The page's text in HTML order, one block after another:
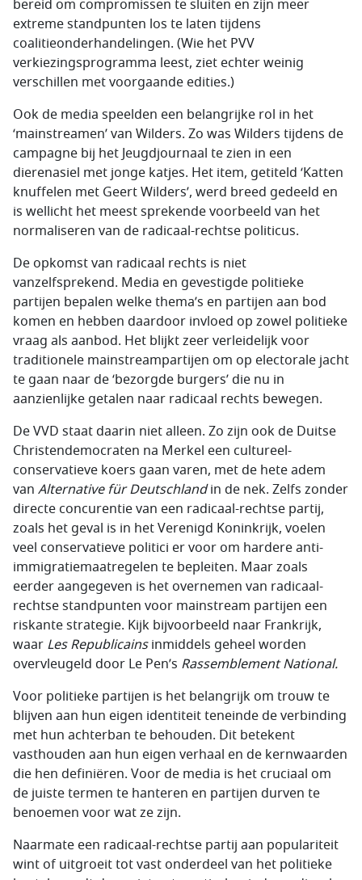
bereid om compromissen te sluiten en zijn meer
extreme standpunten los te laten tijdens
coalitieonderhandelingen. (Wie het PVV
verkiezingsprogramma leest, ziet echter weinig
verschillen met voorgaande edities.)
Ook de media speelden een belangrijke rol in het
‘mainstreamen’ van Wilders. Zo was Wilders tijdens de
campagne bij het Jeugdjournaal te zien in een
dierenasiel met jonge katjes. Het item, getiteld ‘Katten
knuffelen met Geert Wilders’, werd breed gedeeld en
is wellicht het meest sprekende voorbeeld van het
normaliseren van de radicaal-rechtse politicus.
De opkomst van radicaal rechts is niet
vanzelfsprekend. Media en gevestigde politieke
partijen bepalen welke thema’s en partijen aan bod
komen en hebben daardoor invloed op zowel politieke
vraag als aanbod. Het blijkt zeer verleidelijk voor
traditionele mainstreampartijen om op electorale jacht
te gaan naar de ‘bezorgde burgers’ die nu in
aanzienlijke getalen naar radicaal rechts bewegen.
De VVD staat daarin niet alleen. Zo zijn ook de Duitse
Christendemocraten na Merkel een cultureel-
conservatieve koers gaan varen, met de hete adem
van Alternative für Deutschlandin de nek. Zelfs zonder
directe concurentie van een radicaal-rechtse partij,
zoals het geval is in het Verenigd Koninkrijk, voelen
veel conservatieve politici er voor om hardere anti-
immigratiemaatregelen te bepleiten. Maar zoals
eerder aangegeven is het overnemen van radicaal-
rechtse standpunten voor mainstream partijen een
riskante strategie. Kijk bijvoorbeeld naar Frankrijk,
waar Les Republicainsinmiddels geheel worden
overvleugeld door Le Pen’s Rassemblement National.
Voor politieke partijen is het belangrijk om trouw te
blijven aan hun eigen identiteit teneinde de verbinding
met hun achterban te behouden. Dit betekent
vasthouden aan hun eigen verhaal en de kernwaarden
die hen definiëren. Voor de media is het cruciaal om
de juiste termen te hanteren en partijen durven te
benoemen voor wat ze zijn.
Naarmate een radicaal-rechtse partij aan populariteit
wint of uitgroeit tot vast onderdeel van het politieke